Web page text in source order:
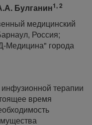
Булганин1, 2
медицинский
Россия;
Медицина" города
терапии
время